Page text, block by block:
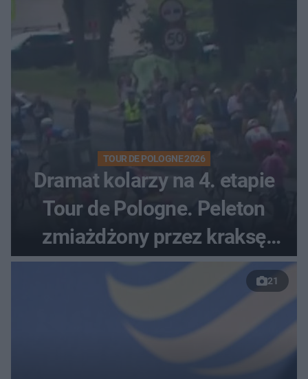
TOUR DE POLOGNE 2026
Dramat kolarzy na 4. etapie
Tour de Pologne. Peleton
zmiażdżony przez kraksę
przed Karpaczem
21